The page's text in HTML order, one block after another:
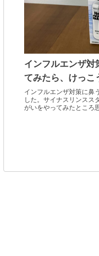
インフルエンザ対
てみたら、けっこ
インフルエンザ対策に鼻
した。サイナスリンスス
がいをやってみたところ